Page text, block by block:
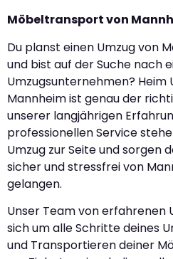
Möbeltransport von
Du planst einen Umzug von
und bist auf der Suche nach
Umzugsunternehmen? Heim
Mannheim ist genau der
unserer langjährigen
professionellen Service
Umzug zur Seite und sorgen
sicher und stressfrei von
gelangen.
Unser Team von erfahrenen
sich um alle Schritte deines
und Transportieren deiner